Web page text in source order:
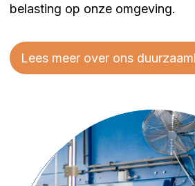
belasting op onze omgeving.
Lees meer over ons